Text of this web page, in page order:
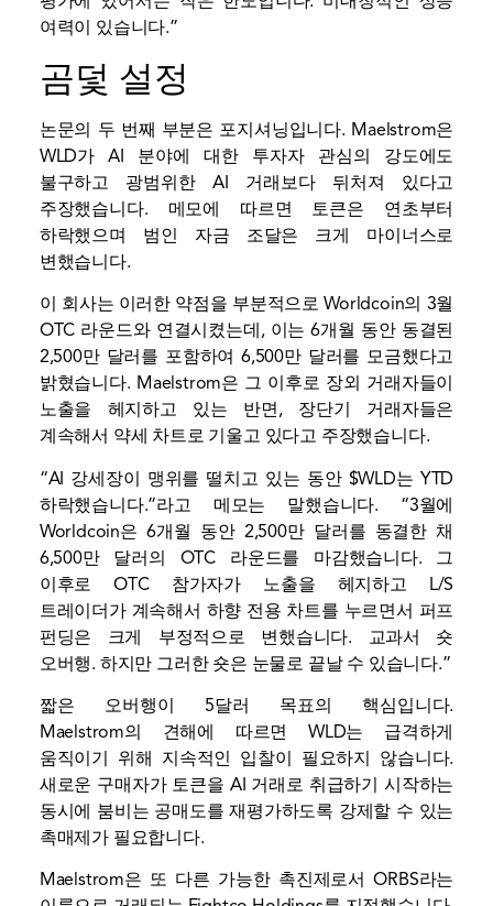
여력이 있습니다.”
곰덫 설정
논문의 두 번째 부분은 포지셔닝입니다. Maelstrom은
WLD가 AI 분야에 대한 투자자 관심의 강도에도
불구하고 광범위한 AI 거래보다 뒤처져 있다고
주장했습니다. 메모에 따르면 토큰은 연초부터
하락했으며 범인 자금 조달은 크게 마이너스로
변했습니다.
이 회사는 이러한 약점을 부분적으로 Worldcoin의 3월
OTC 라운드와 연결시켰는데, 이는 6개월 동안 동결된
2,500만 달러를 포함하여 6,500만 달러를 모금했다고
밝혔습니다. Maelstrom은 그 이후로 장외 거래자들이
노출을 헤지하고 있는 반면, 장단기 거래자들은
계속해서 약세 차트로 기울고 있다고 주장했습니다.
“AI 강세장이 맹위를 떨치고 있는 동안 $WLD는 YTD
하락했습니다.”라고 메모는 말했습니다. “3월에
Worldcoin은 6개월 동안 2,500만 달러를 동결한 채
6,500만 달러의 OTC 라운드를 마감했습니다. 그
이후로 OTC 참가자가 노출을 헤지하고 L/S
트레이더가 계속해서 하향 전용 차트를 누르면서 퍼프
펀딩은 크게 부정적으로 변했습니다. 교과서 숏
오버행. 하지만 그러한 숏은 눈물로 끝날 수 있습니다.”
짧은 오버행이 5달러 목표의 핵심입니다.
Maelstrom의 견해에 따르면 WLD는 급격하게
움직이기 위해 지속적인 입찰이 필요하지 않습니다.
새로운 구매자가 토큰을 AI 거래로 취급하기 시작하는
동시에 붐비는 공매도를 재평가하도록 강제할 수 있는
촉매제가 필요합니다.
Maelstrom은 또 다른 가능한 촉진제로서 ORBS라는